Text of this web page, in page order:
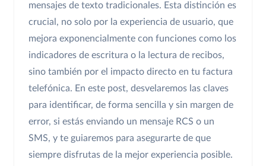
mensajes de texto tradicionales. Esta distinción es
crucial, no solo por la experiencia de usuario, que
mejora exponencialmente con funciones como los
indicadores de escritura o la lectura de recibos,
sino también por el impacto directo en tu factura
telefónica. En este post, desvelaremos las claves
para identificar, de forma sencilla y sin margen de
error, si estás enviando un mensaje RCS o un
SMS, y te guiaremos para asegurarte de que
siempre disfrutas de la mejor experiencia posible.